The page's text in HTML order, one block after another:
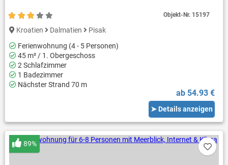
Kroatien Dalmatien
Pisak
Ferienwohnung (4 - 5 Personen)
45 m² / 1. Obergeschoss
2 Schlafzimmer
1 Badezimmer
Nächster Strand 70 m
ab 54.93 €
➤ Details anzeigen
Objekt-Nr. 15197
89%